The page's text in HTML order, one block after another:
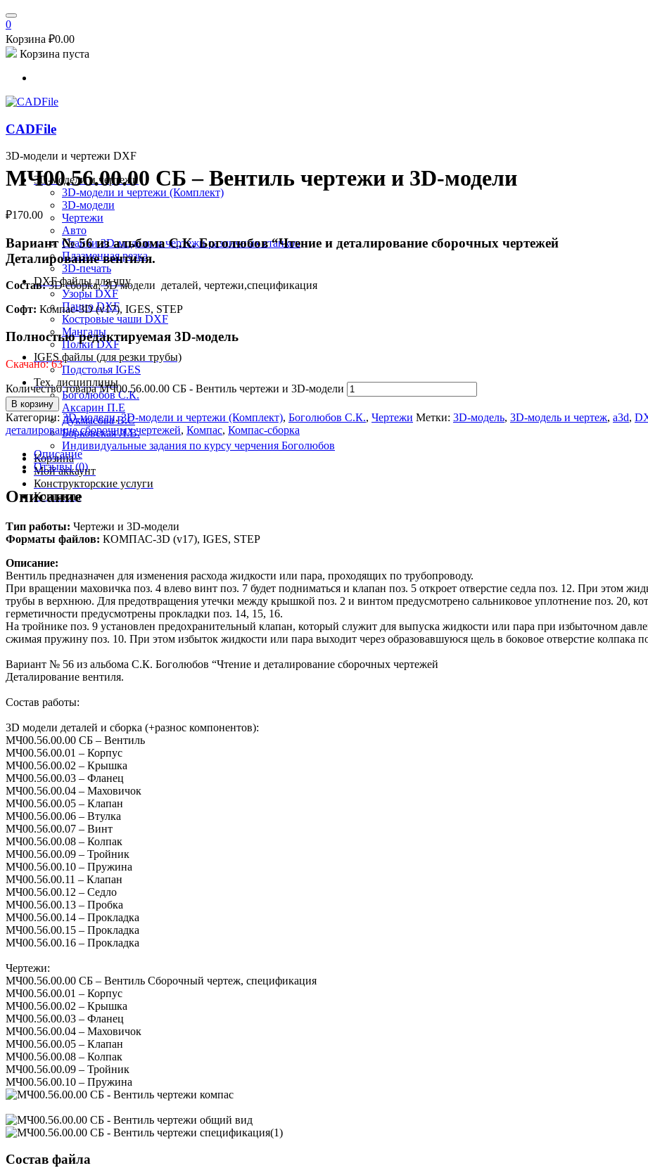
0
Корзина ₽0.00
Корзина пуста
CADFile
3D-модели и чертежи DXF
3D-модели и чертежи
3D-модели и чертежи (Комплект)
3D-модели
Чертежи
Авто
Станки 3D-модели и чертежи различных станков
Плазменная резка
3D-печать
DXF файлы для чпу
Узоры DXF
Панно DXF
Костровые чаши DXF
Мангалы
Полки DXF
IGES файлы (для резки трубы)
Подстолья IGES
Тех. дисциплины
Боголюбов С.К.
Аксарин П.Е
Дукмасова В.С
Борковская Л.В.
Индивидуальные задания по курсу черчения Боголюбов
Корзина
Мой аккаунт
Конструкторские услуги
Контакты
МЧ00.56.00.00 СБ – Вентиль чертежи и 3D-модели
₽170.00
Вариант № 56 из альбома C.К. Боголюбов “Чтение и деталирование сборочных чертежей
Деталирование вентиля.
Состав:3D сборка, 3D модели деталей, чертежи,спецификация
Софт: Компас-3D (v17), IGES, STEP
Полностью редактируемая 3D-модель
Скачано: 63
Количество товара МЧ00.56.00.00 СБ - Вентиль чертежи и 3D-модели
В корзину
Категории: 3D-модели,3D-модели и чертежи (Комплект), Боголюбов С.К., Чертежи Метки: 3D-модель, 3D-модель и чертеж, a3d,
деталирование сборочных чертежей, Компас, Компас-сборка
Описание
Отзывы (0)
Описание
Тип работы: Чертежи и 3D-модели
Форматы файлов: КОМПАС-3D (v17), IGES, STEP
Описание:
Вентиль предназначен для изменения расхода жидкости или пара, проходящих по трубопроводу.
При вращении маховичка поз. 4 влево винт поз. 7 будет подниматься и клапан поз. 5 откроет отверстие седла поз. 12. При этом
трубы в верхнюю. Для предотвращения утечки между крышкой поз. 2 и винтом предусмотрено сальниковое уплотнение поз. 20,
герметичности предусмотрены прокладки поз. 14, 15, 16.
На тройнике поз. 9 установлен предохранительный клапан, который служит для выпуска жидкости или пара при избыточном
сжимая пружину поз. 10. При этом избыток жидкости или пара выходит через образовавшуюся щель в боковое отверстие колпака
Вариант № 56 из альбома C.К. Боголюбов “Чтение и деталирование сборочных чертежей
Деталирование вентиля.
Состав работы:
3D модели деталей и сборка (+разнос компонентов):
МЧ00.56.00.00 СБ – Вентиль
МЧ00.56.00.01 – Корпус
МЧ00.56.00.02 – Крышка
МЧ00.56.00.03 – Фланец
МЧ00.56.00.04 – Маховичок
МЧ00.56.00.05 – Клапан
МЧ00.56.00.06 – Втулка
МЧ00.56.00.07 – Винт
МЧ00.56.00.08 – Колпак
МЧ00.56.00.09 – Тройник
МЧ00.56.00.10 – Пружина
МЧ00.56.00.11 – Клапан
МЧ00.56.00.12 – Седло
МЧ00.56.00.13 – Пробка
МЧ00.56.00.14 – Прокладка
МЧ00.56.00.15 – Прокладка
МЧ00.56.00.16 – Прокладка
Чертежи:
МЧ00.56.00.00 СБ – Вентиль Сборочный чертеж, спецификация
МЧ00.56.00.01 – Корпус
МЧ00.56.00.02 – Крышка
МЧ00.56.00.03 – Фланец
МЧ00.56.00.04 – Маховичок
МЧ00.56.00.05 – Клапан
МЧ00.56.00.08 – Колпак
МЧ00.56.00.09 – Тройник
МЧ00.56.00.10 – Пружина
Состав файла